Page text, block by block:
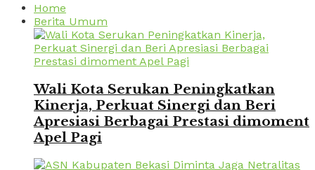
Home
Berita Umum
Wali Kota Serukan Peningkatkan
Kinerja, Perkuat Sinergi dan Beri
Apresiasi Berbagai Prestasi dimoment
Apel Pagi